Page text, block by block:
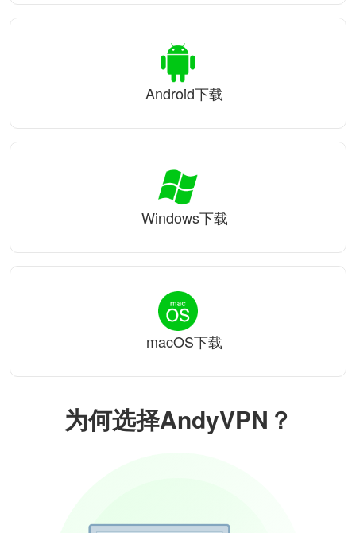
为何选择AndyVPN？
Android下载
Windows下载
macOS下载